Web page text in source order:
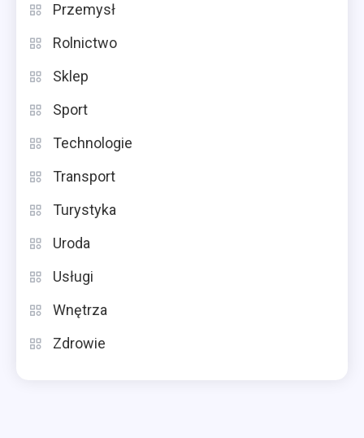
Przemysł
Rolnictwo
Sklep
Sport
Technologie
Transport
Turystyka
Uroda
Usługi
Wnętrza
Zdrowie